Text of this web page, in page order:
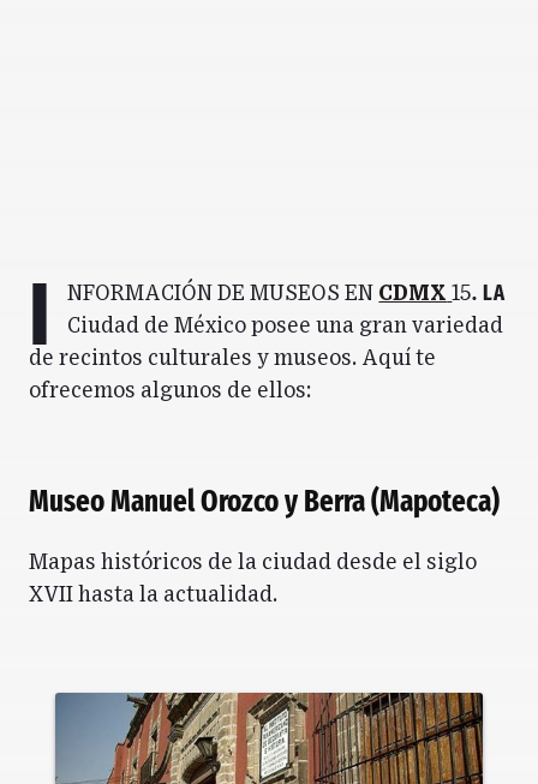
I nformación de Museos en CdMx 15. La
Ciudad de México posee una gran variedad
de recintos culturales y museos. Aquí te
ofrecemos algunos de ellos:
Museo Manuel Orozco y Berra (Mapoteca)
Mapas históricos de la ciudad desde el siglo
XVII hasta la actualidad.